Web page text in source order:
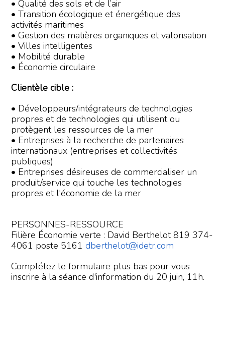
• Qualité des sols et de l’air
• Transition écologique et énergétique des
activités maritimes
• Gestion des matières organiques et valorisation
• Villes intelligentes
• Mobilité durable
• Économie circulaire
Clientèle cible :
• Développeurs/intégrateurs de technologies
propres et de technologies qui utilisent ou
protègent les ressources de la mer
• Entreprises à la recherche de partenaires
internationaux (entreprises et collectivités
publiques)
• Entreprises désireuses de commercialiser un
produit/service qui touche les technologies
propres et l'économie de la mer
PERSONNES-RESSOURCE
Filière Économie verte : David Berthelot 819 374-
4061 poste 5161dberthelot@idetr.com
Complétez le formulaire plus bas pour vous
inscrire à la séance d'information du 20 juin, 11h.